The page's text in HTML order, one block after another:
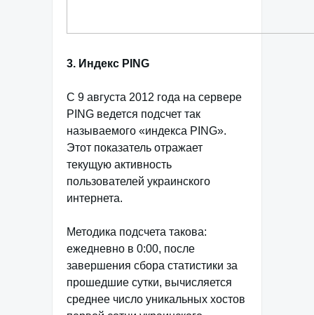
3. Индекс PING
С 9 августа 2012 года на сервере
PING ведется подсчет так
называемого «индекса PING».
Этот показатель отражает
текущую активность
пользователей украинского
интернета.
Методика подсчета такова:
ежедневно в 0:00, после
завершения сбора статистики за
прошедшие сутки, вычисляется
среднее число уникальных хостов